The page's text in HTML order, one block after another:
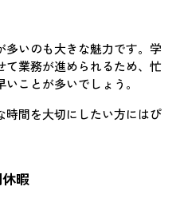
いのも大きな魅力です。学
業務が進められるため、忙
ことが多いでしょう。
間を大切にしたい方にはぴ
暇